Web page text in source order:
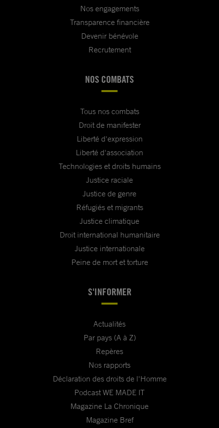
Nos engagements
Transparence financière
Devenir bénévole
Recrutement
NOS COMBATS
Tous nos combats
Droit de manifester
Liberté d'expression
Liberté d'association
Technologies et droits humains
Justice raciale
Justice de genre
Réfugiés et migrants
Justice climatique
Droit international humanitaire
Justice internationale
Peine de mort et torture
S'INFORMER
Actualités
Par pays (A à Z)
Repères
Nos rapports
Déclaration des droits de l'Homme
Podcast WE MADE IT
Magazine La Chronique
Magazine Bref